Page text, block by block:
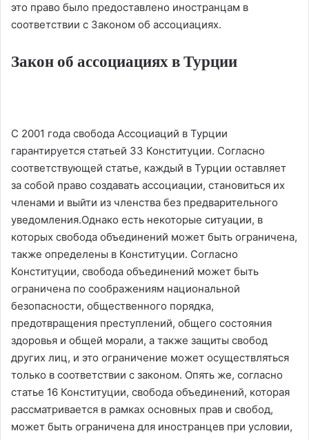
это право было предоставлено иностранцам в
соответствии с Законом об ассоциациях.
Закон об ассоциациях в Турции
С 2001 года свобода Ассоциаций в Турции
гарантируется статьей 33 Конституции. Согласно
соответствующей статье, каждый в Турции оставляет
за собой право создавать ассоциации, становиться их
членами и выйти из членства без предварительного
уведомления.Однако есть некоторые ситуации, в
которых свобода объединений может быть ограничена,
также определены в Конституции. Согласно
Конституции, свобода объединений может быть
ограничена по соображениям национальной
безопасности, общественного порядка,
предотвращения преступлений, общего состояния
здоровья и общей морали, а также защиты свобод
других лиц, и это ограничение может осуществляться
только в соответствии с законом. Опять же, согласно
статье 16 Конституции, свобода объединений, которая
рассматривается в рамках основных прав и свобод,
может быть ограничена для иностранцев при условии,